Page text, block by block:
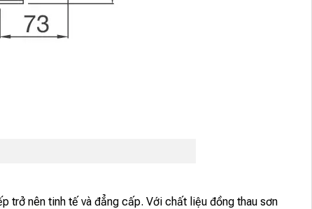
trở nên tinh tế và đẳng cấp. Với chất liệu đồng thau sơn